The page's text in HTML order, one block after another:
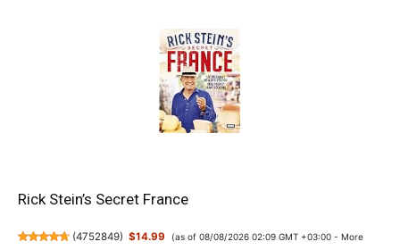
Rick Stein’s Secret France
(4752849) $14.99 (as of 08/08/2026 02:09 GMT +03:00 - More